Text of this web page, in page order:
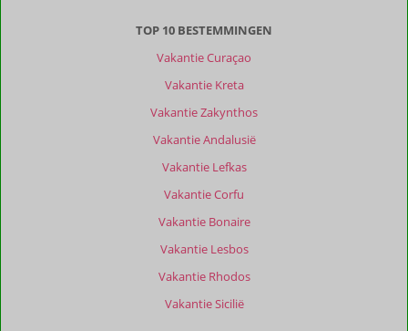
TOP 10 BESTEMMINGEN
Vakantie Curaçao
Vakantie Kreta
Vakantie Zakynthos
Vakantie Andalusië
Vakantie Lefkas
Vakantie Corfu
Vakantie Bonaire
Vakantie Lesbos
Vakantie Rhodos
Vakantie Sicilië